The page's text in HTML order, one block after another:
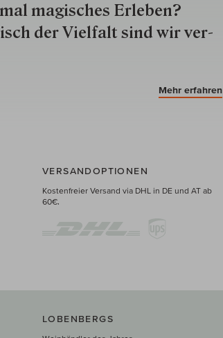
ma­gisch­es Er­le­ben?
der Vielfalt sind wir ver­
Mehr erfahren
VERSANDOPTIONEN
Kostenfreier Versand via DHL in DE und AT ab
60€.
LOBENBERGS